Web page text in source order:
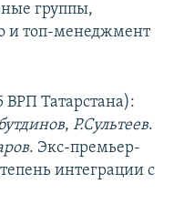
группы,
и топ-менеджмент
Татарстана):
, Р.Сультеев.
. Экс-премьер-
интеграции с